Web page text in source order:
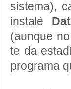
sistema),
instalé
(aunque
te da
programa